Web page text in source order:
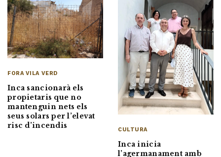
FORA VILA VERD
Inca sancionarà els
propietaris que no
mantenguin nets els
seus solars per l’elevat
risc d’incendis
CULTURA
Inca inicia
l’agermanament amb